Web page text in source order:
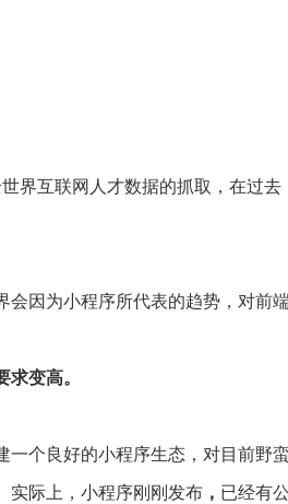
界互联网人才数据的抓取，在过
会因为小程序所代表的趋势，对前
变高。
一个良好的小程序生态，对目前野
实际上，小程序刚刚发布 ， 已经有